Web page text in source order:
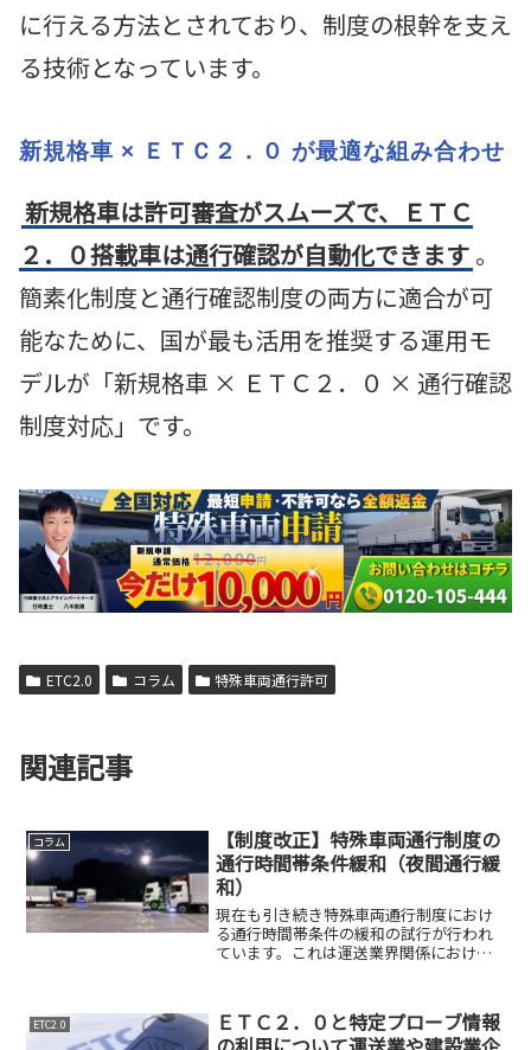
に行える方法とされており、制度の根幹を支え
る技術となっています。
新規格車 × ＥＴＣ２．０ が最適な組み合わせ
新規格車は許可審査がスムーズで、ＥＴＣ
２．０搭載車は通行確認が自動化できます 。
簡素化制度と通行確認制度の両方に適合が可
能なために、国が最も活用を推奨する運用モ
デルが「新規格車 × ＥＴＣ２．０ × 通行確認
制度対応」です。
ETC2.0 コラム 特殊車両通行許可
関連記事
コラム
【制度改正】特殊車両通行制度の
通行時間帯条件緩和（夜間通行緩
和）
現在も引き続き特殊車両通行制度におけ
る通行時間帯条件の緩和の試行が行われ
ています。これは運送業界関係における
制度の夜間通行条件が2024年（令和6年）
4月から緩和されて...
ETC2.0
ＥＴＣ２．０と特定プローブ情報